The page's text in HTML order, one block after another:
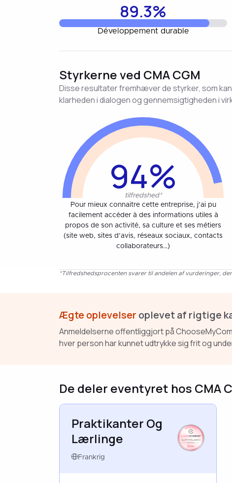
89.3%
Développement durable
Styrkerne ved CMA CGM
Disse resultater fremhæver de styrker, som
klarheden i dialogen og gennemsigtigheden i
94%
tilfredshed*
Pour mieux connaitre cette entreprise, j’ai pu
facilement accéder à des informations utiles à
propos de son activité, sa culture et ses métiers
(site web, sites d’avis, réseaux sociaux, contacts
collaborateurs…)
*Tilfredshedsprocenten svarer til andelen af vurderinger,
Ægte oplevelser oplevet af rigtige
Anmeldelserne offentliggjort på
hver person har kunnet udtrykke sig frit og
De deler eventyret hos CMA
Praktikanter Og
Lærlinge
Frankrig
HAPPYTRAINEES
FRANCE
AUG 2025